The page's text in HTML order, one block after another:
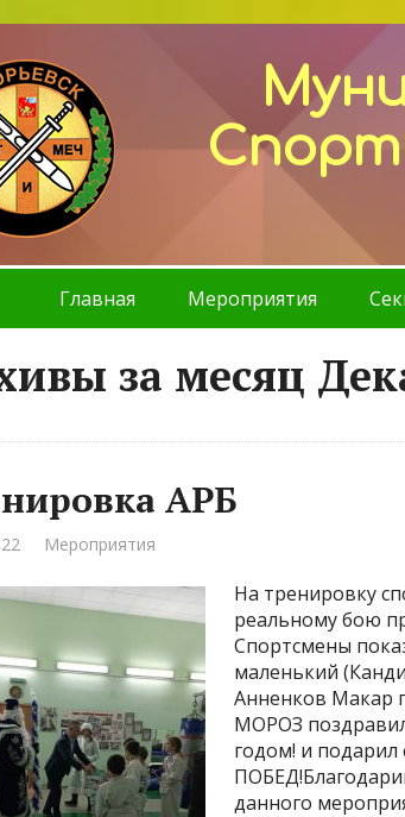
Главная Мероприятия
за месяц
АРБ
Мероприятия
На тренировку
реальному бою
Спортсмены
маленький
Анненков Макар
МОРОЗ
годом! и
данного